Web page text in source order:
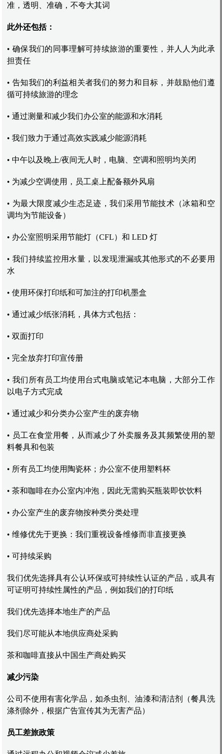
准，透明、准确，不夸大其词
此外还包括：
• 确保我们的同事理解可持续旅游的重要性，并人人为此承
担责任
• 告知我们的利益相关者我们的努力和目标，并鼓励他们遵
循可持续旅游的理念
• 通过测量和减少我们办公室的能源和水消耗
• 我们致力于通过高效实践减少能源消耗
• 中午以及晚上/夜间无人时，电脑、空调和照明均关闭
• 为减少空调使用，员工桌上配备额外风扇
• 为最大限度减少生态足迹，我们采用节能技术（冰箱和空
调均为节能设备）
• 办公室照明采用节能灯（CFL）和 LED 灯
• 我们持续监控用水量，以发现泄漏或其他形式的不必要用
水
• 使用环保打印纸和可加注的打印机墨盒
• 通过减少纸张消耗，具体方式包括：
• 双面打印
• 完全放弃打印宣传册
• 我们所有员工均使用台式电脑或笔记本电脑，大部分工作
以电子方式完成
• 通过减少和分类办公室产生的废弃物
• 员工在食堂用餐，从而减少了外卖服务及其频繁使用的塑
料餐具和包装
• 所有员工均使用陶瓷杯；办公室不使用塑料杯
• 茶和咖啡在办公室内冲泡，因此无需购买瓶装即饮饮料
• 办公室产生的废弃物按种类分类处理
• 维修优先于更换：我们重视设备维修而非直接更换
• 可持续采购
我们优先选择具有公认环保或可持续性认证的产品，或具有
可证明可持续性属性的产品，例如我们的打印纸
我们优先选择本地生产的产品
我们尽可能从本地供应商处采购
茶和咖啡直接从中国生产商处购买
减少污染
公司不使用有害化学品，如杀虫剂、油漆和清洁剂（餐具洗
涤剂除外，根据广告宣传其为无害产品）
员工差旅政策